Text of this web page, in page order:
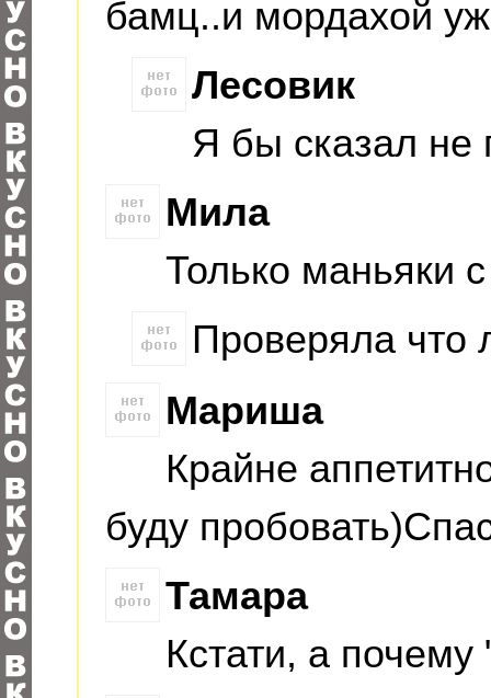
бамц..и мордахой
Лесовик
Я бы сказал не
Мила
Только маньяки
Проверяла что
Мариша
Крайне
буду
Тамара
Кстати, а